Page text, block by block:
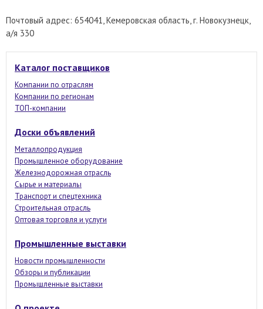
Почтовый адрес: 654041, Кемеровская область, г. Новокузнецк,
а/я 330
Каталог поставщиков
Компании по отраслям
Компании по регионам
ТОП-компании
Доски объявлений
Металлопродукция
Промышленное оборудование
Железнодорожная отрасль
Сырье и материалы
Транспорт и спецтехника
Строительная отрасль
Оптовая торговля и услуги
Промышленные выставки
Новости промышленности
Обзоры и публикации
Промышленные выставки